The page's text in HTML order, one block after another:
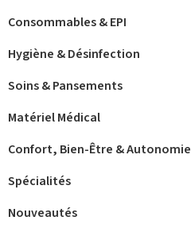
Consommables & EPI
Hygiène & Désinfection
Soins & Pansements
Matériel Médical
Confort, Bien-Être & Autonomie
Spécialités
Nouveautés